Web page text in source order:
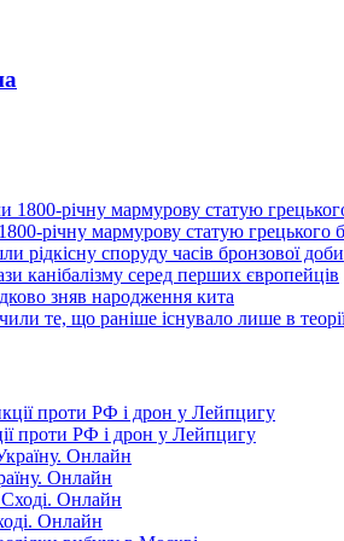
річну мармурову статую грецького
рідкісну споруду часів бронзової доби
канібалізму серед перших європейців
зняв народження кита
те, що раніше існувало лише в
проти РФ і дрон у Лейпцигу
Онлайн
Онлайн